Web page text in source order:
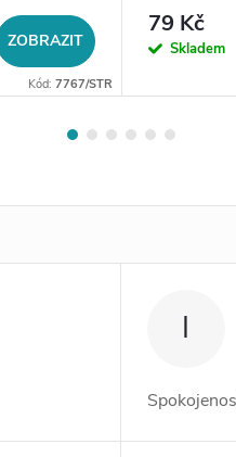
ZOBRAZIT
Kód: 7767/STR
šperků
79 Kč
Skladem
I